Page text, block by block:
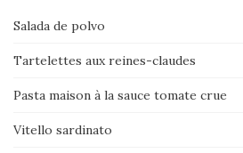
Salada de polvo
Tartelettes aux reines-claudes
Pasta maison à la sauce tomate crue
Vitello sardinato